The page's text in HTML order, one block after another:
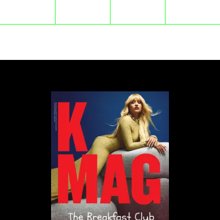
piosenkarką z największym potencjałem na polskiej
Wojewódzki nie porzucił tak szybko tematu,
nagradzaną artystkę wśród wokalistów młodego
pokolenia. Padło pytanie odnośnie fenomenu
Dawida Podsiadło, który nie tak dawno temu wydał
nową płytę „Lata dwudzieste”: „Zjawisko muzyczne
czy już socjologiczne?” – zapytał Wojewódzki.
Socjologiczno-psychologiczne na